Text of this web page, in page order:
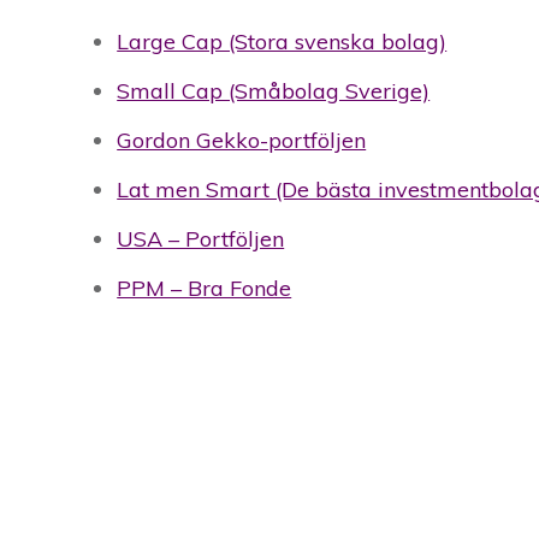
Large Cap (Stora svenska bolag)
Small Cap (Småbolag Sverige)
Gordon Gekko-portföljen
Lat men Smart (De bästa
USA – Portföljen
PPM – Bra Fonde